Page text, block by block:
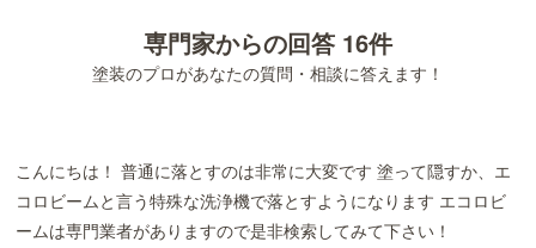
専門家からの回答 16件
塗装のプロがあなたの質問・相談に答えます！
こんにちは！ 普通に落とすのは非常に大変です 塗って隠すか、エ
コロビームと言う特殊な洗浄機で落とすようになります エコロビ
ームは専門業者がありますので是非検索してみて下さい！